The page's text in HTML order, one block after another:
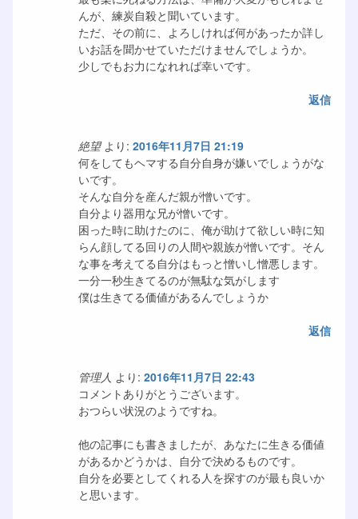
んが、練炭自殺と聞いています。
ただ、その前に、よろしければ何があったか詳し
いお話を聞かせていただけませんでしょうか。
少しでもお力になれれば幸いです。
返信
絶望 より: 2016年11月7日 21:19
何をしてもヘマする自分自身が嫌いでしょうがな
いです。
そんな自分を産んだ親が憎いです。
自分より器用な兄が憎いです。
困った時に助けたのに、俺が助けて欲しい時に知
らん顔してる回りの人間や親族が憎いです。そん
な事を考えてる自分はもっと憎いし憎悪します。
一分一秒生きてるのが無駄な気がします
僕は生きてる価値があるんでしょうか
返信
管理人 より: 2016年11月7日 22:43
コメントありがとうございます。
おつらい状況のようですね。
他の記事にも書きましたが、あなたに生きる価値
があるかどうかは、自分で決めるものです。
自分を必要としてくれる人を探すのが最も良いか
と思います。